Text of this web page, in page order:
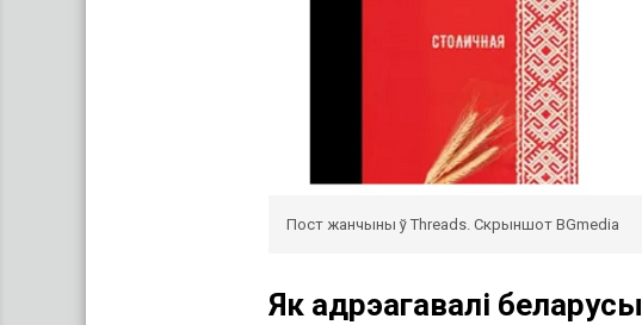
Пост жанчыны ў Threads. Скрыншот BGmedia
Як адрэагавалі беларусы